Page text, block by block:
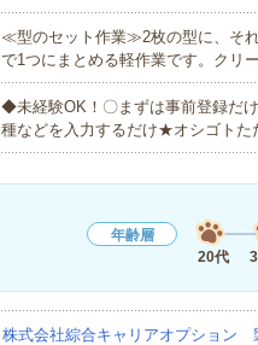
≪型のセット作業≫2枚の型に、そ
で1つにまとめる軽作業です。クリ
◆未経験OK！〇まずは事前登録だ
種などを入力するだけ★オシゴト
年齢層
20代
株式会社綜合キャリアオプション